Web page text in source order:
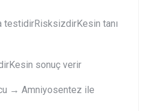
testidirRisksizdirKesin tanı
Kesin sonuç verir
→ Amniyosentez ile